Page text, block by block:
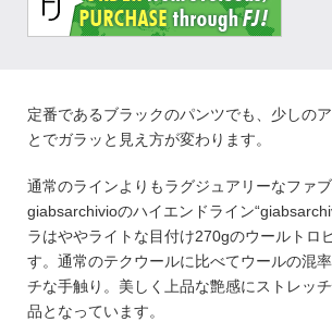
定番であるブラックのパンツでも、少しの
とでガラッと見え方が変わります。
通常のラインよりもラグジュアリーなファ
giabsarchivioのハイエンドライン
ラはややライトな目付け270gのウールトロ
す。通常のテクウールに比べてウールの混
チな手触り。美しく上品な艶感にストレッ
品となっています。